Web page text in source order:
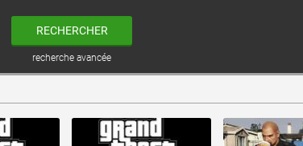
RECHERCHER
recherche avancée